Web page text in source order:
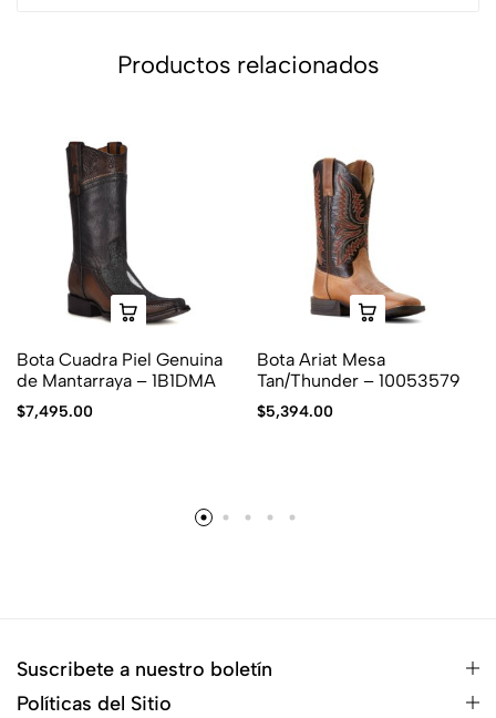
Productos relacionados
Bota Cuadra Piel Genuina
de Mantarraya – 1B1DMA
$7,495.00
Bota Ariat Mesa
Tan/Thunder – 10053579
$5,394.00
Suscribete a nuestro boletín
Políticas del Sitio